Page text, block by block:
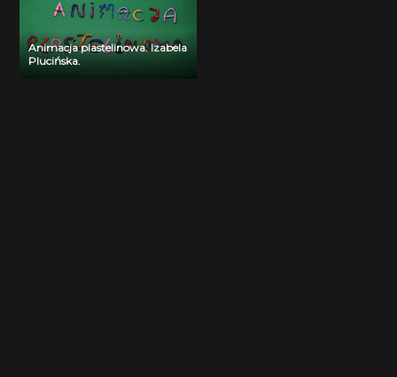
Animacja plastelinowa. Izabela
Plucińska.